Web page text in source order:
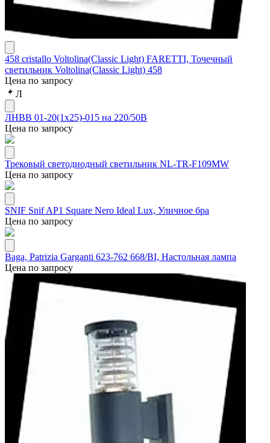
458 cristallo Voltolina(Classic Light) FARETTI, Точечный
светильник Voltolina(Classic Light) 458
Цена по запросу
Л
ЛНВВ 01-20(1х25)-015 на 220/50В
Цена по запросу
Трековый светодиодный светильник NL-TR-F109MW
Цена по запросу
SNIF Snif AP1 Square Nero Ideal Lux, Уличное бра
Цена по запросу
Baga, Patrizia Garganti 623-762 668/BI, Настольная лампа
Цена по запросу